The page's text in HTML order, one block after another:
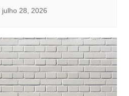
julho 28, 2026